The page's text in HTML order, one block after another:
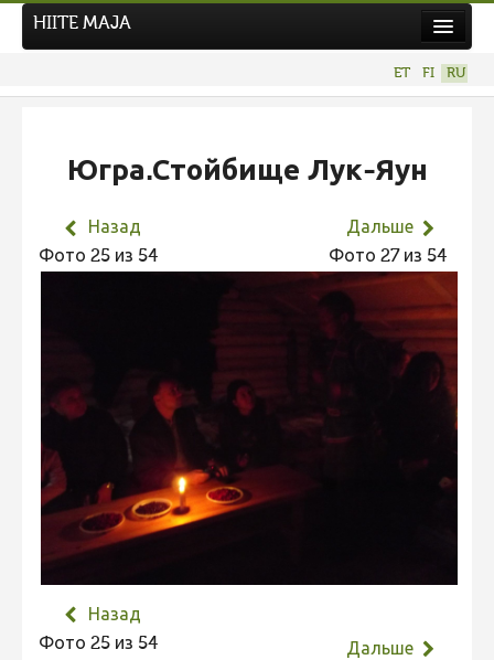
HIITE MAJA
ET FI RU
Югра.Стойбище Лук-Яун
Назад
Фото 25 из 54
Дальше
Фото 27 из 54
Назад
Фото 25 из 54
Дальше